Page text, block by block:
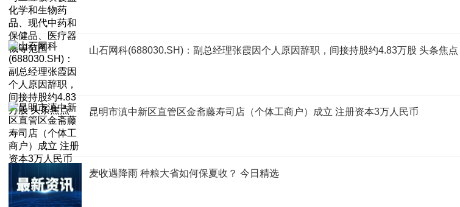
山石网科(688030.SH)：副总经理张霞因个人原因辞职，间接持股约4.83万股 头条焦点
昆明市滇中新区直管区金斋藤寿司店（个体工商户）成立 注册资本3万人民币
麦收遇降雨 种粮大省如何保夏收？ 今日精选